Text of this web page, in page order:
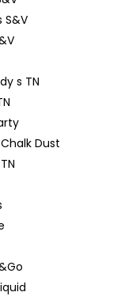
S&V
s TN
Dust